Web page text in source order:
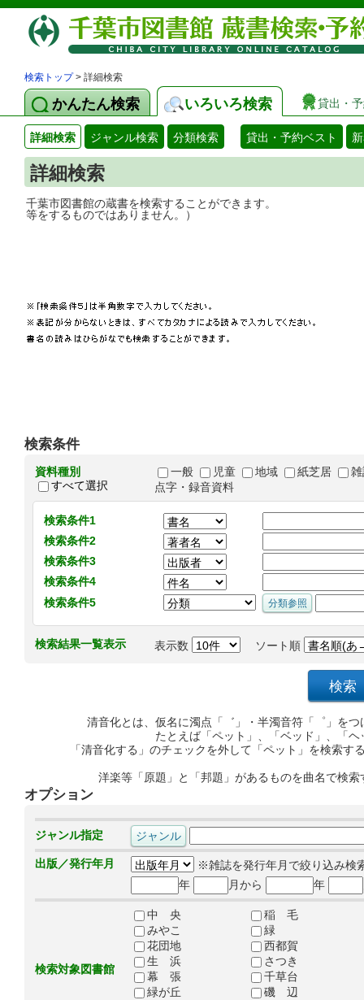
検索トップ> 詳細検索
かんたん検索 いろいろ検索 貸出・
詳細検索 ジャンル検索 分類検索 貸出・予約ベスト
詳細検索
千葉市図書館の蔵書を検索することがで
等をするものではありません。）
検索条件
資料種別
すべて選択
一般 児童 地域 紙芝居
点字・録音資料
検索条件1
検索条件2
検索条件3
検索条件4
検索条件5
検索結果一覧表示 表示数 ソート順
清音化とは、仮名に濁点「゛」・半濁音符「゜」を
たとえば「ペット」、「ベッド」、「
「清音化する」のチェックを外して「ペット」を検索
洋楽等「原題」と「邦題」があるものを曲名で検
オプション
ジャンル指定
出版／発行年月
※雑誌を発行年月で絞り込み検
年
月から 年
検索対象図書館
中 央
稲 毛
みやこ
緑
花団地
西都賀
生 浜
さつき
幕 張
千草台
緑が丘
磯 辺